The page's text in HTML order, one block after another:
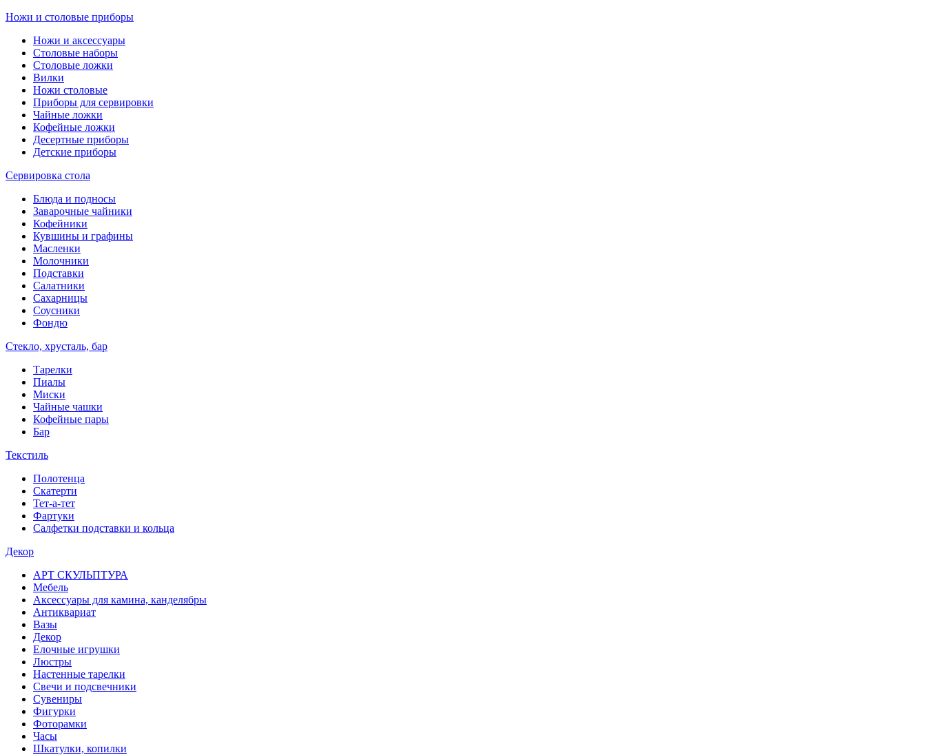
Ножи и столовые приборы
Ножи и аксессуары
Столовые наборы
Столовые ложки
Вилки
Ножи столовые
Приборы для сервировки
Чайные ложки
Кофейные ложки
Десертные приборы
Детские приборы
Сервировка стола
Блюда и подносы
Заварочные чайники
Кофейники
Кувшины и графины
Масленки
Молочники
Подставки
Салатники
Сахарницы
Соусники
Фондю
Стекло, хрусталь, бар
Тарелки
Пиалы
Миски
Чайные чашки
Кофейные пары
Бар
Текстиль
Полотенца
Скатерти
Тет-а-тет
Фартуки
Салфетки подставки и кольца
Декор
АРТ СКУЛЬПТУРА
Мебель
Аксессуары для камина, канделябры
Антиквариат
Вазы
Декор
Елочные игрушки
Люстры
Настенные тарелки
Свечи и подсвечники
Сувениры
Фигурки
Фоторамки
Часы
Шкатулки, копилки